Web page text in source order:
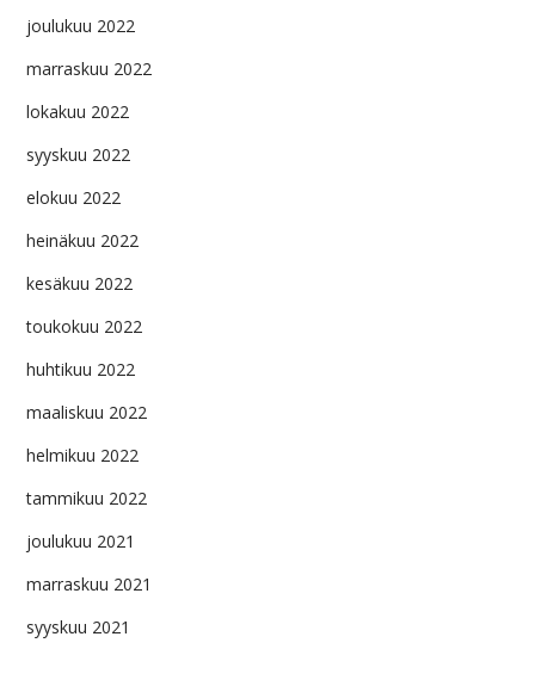
joulukuu 2022
marraskuu 2022
lokakuu 2022
syyskuu 2022
elokuu 2022
heinäkuu 2022
kesäkuu 2022
toukokuu 2022
huhtikuu 2022
maaliskuu 2022
helmikuu 2022
tammikuu 2022
joulukuu 2021
marraskuu 2021
syyskuu 2021